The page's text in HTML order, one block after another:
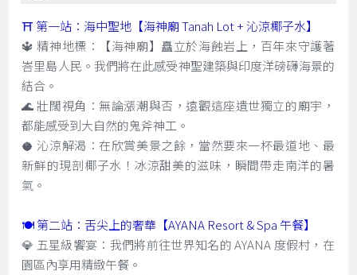
⛩️ 第一站：海中聖地【海神廟 Tanah Lot + 沁涼椰子水】
🔱 精神地標：【海神廟】矗立於海蝕岩上，百年來守護著
峇里島人民。我們將在此感受神聖建築與印度洋磅礴海景的
結合。
🌊 壯闊視角：無論漲潮與否，遠觀這座遺世獨立的廟宇，
都能感受到大自然的鬼斧神工。
🥥 沁涼解渴：在欣賞美景之餘，當然要來一杯最道地、最
新鮮的現剖椰子水！冰涼甜美的滋味，瞬間帶走南洋的暑
氣。
🍽️ 第二站：舌尖上的奢華【AYANA Resort & Spa 午餐】
💎 五星級饗宴：我們將前往世界知名的 AYANA 度假村，在
園區內享用精緻午餐。